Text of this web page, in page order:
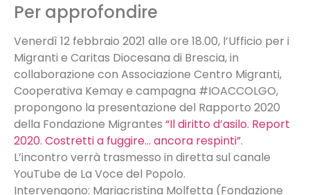
Per approfondire
Venerdì 12 febbraio 2021 alle ore 18.00, l’Ufficio per i
Migranti e Caritas Diocesana di Brescia, in
collaborazione con Associazione Centro Migranti,
Cooperativa Kemay e campagna #IOACCOLGO,
propongono la presentazione del Rapporto 2020
della Fondazione Migrantes “Il diritto d’asilo. Report
2020. Costretti a fuggire… ancora respinti”.
L’incontro verrà trasmesso in diretta sul canale
YouTube de La Voce del Popolo.
Intervengono: Mariacristina Molfetta (Fondazione